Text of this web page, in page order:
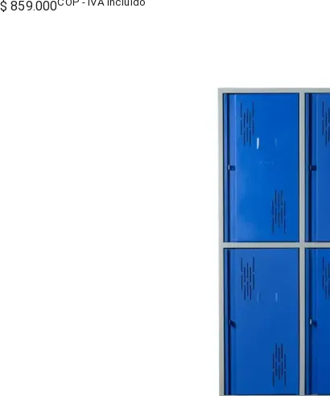
$ 859.000